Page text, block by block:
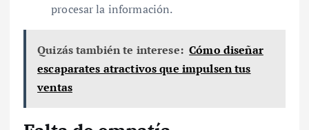
procesar la información.
Quizás también te interese: Cómo diseñar
escaparates atractivos que impulsen tus
ventas